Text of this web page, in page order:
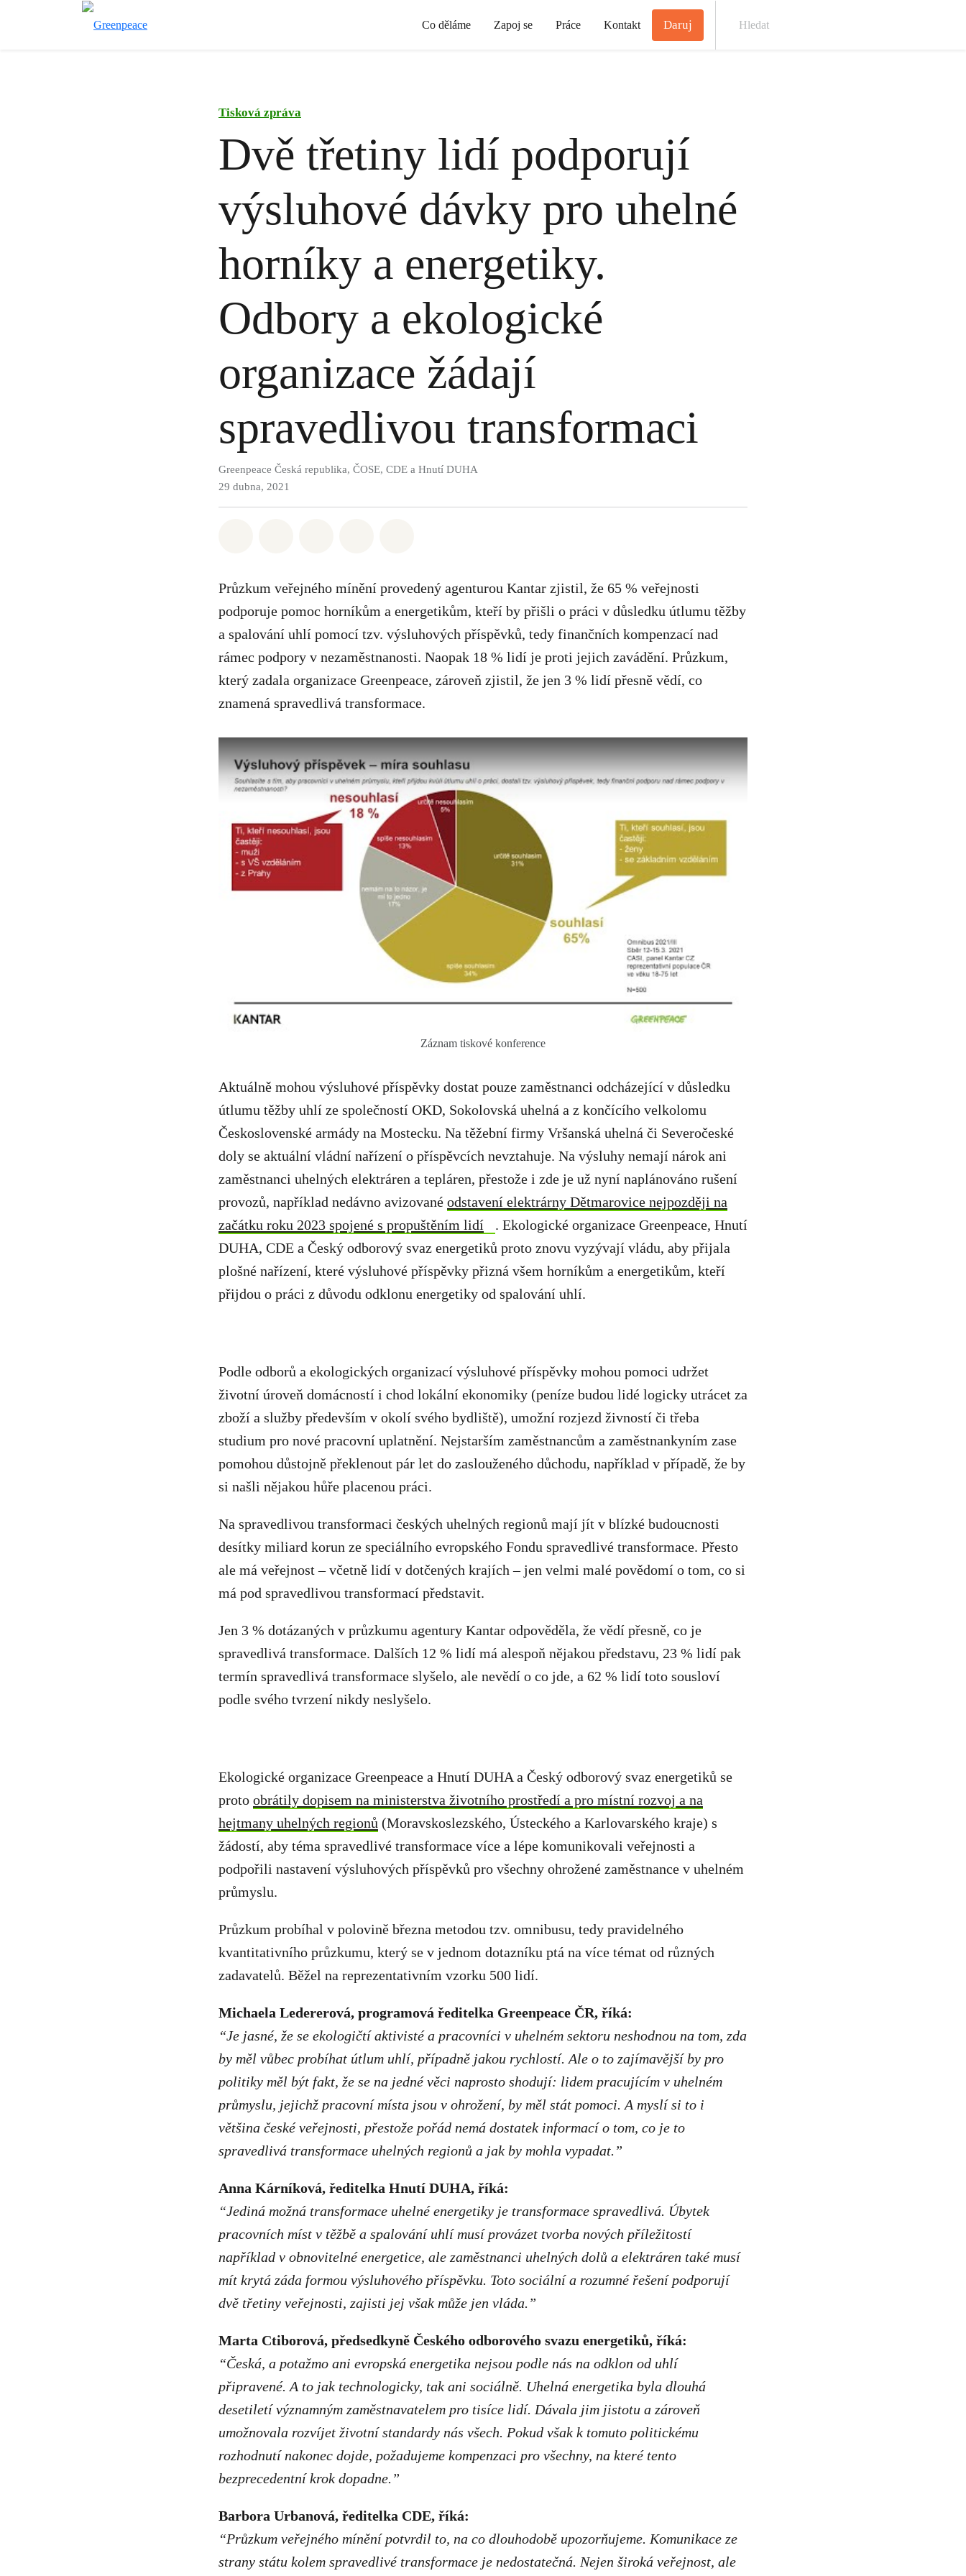
Co děláme Zapoj se Práce Kontakt Daruj
Tisková zpráva
Dvě třetiny lidí podporují
výsluhové dávky pro uhelné
horníky a energetiky.
Odbory a ekologické
organizace žádají
spravedlivou transformaci
Greenpeace Česká republika, ČOSE, CDE a Hnutí DUHA
29 dubna, 2021
Průzkum veřejného mínění provedený agenturou Kantar zjistil, že 65 % veřejnosti
podporuje pomoc horníkům a energetikům, kteří by přišli o práci v důsledku útlumu těžby
a spalování uhlí pomocí tzv. výsluhových příspěvků, tedy finančních kompenzací nad
rámec podpory v nezaměstnanosti. Naopak 18 % lidí je proti jejich zavádění. Průzkum,
který zadala organizace Greenpeace, zároveň zjistil, že jen 3 % lidí přesně vědí, co
znamená spravedlivá transformace.
Záznam tiskové konference
Aktuálně mohou výsluhové příspěvky dostat pouze zaměstnanci odcházející v důsledku
útlumu těžby uhlí ze společností OKD, Sokolovská uhelná a z končícího velkolomu
Československé armády na Mostecku. Na těžební firmy Vršanská uhelná či Severočeské
doly se aktuální vládní nařízení o příspěvcích nevztahuje. Na výsluhy nemají nárok ani
zaměstnanci uhelných elektráren a tepláren, přestože i zde je už nyní naplánováno rušení
provozů, například nedávno avizované odstavení elektrárny Dětmarovice nejpozději na
začátku roku 2023 spojené s propuštěním lidí
. Ekologické organizace Greenpeace, Hnutí
DUHA, CDE a Český odborový svaz energetiků proto znovu vyzývají vládu, aby přijala
plošné nařízení, které výsluhové příspěvky přizná všem horníkům a energetikům, kteří
přijdou o práci z důvodu odklonu energetiky od spalování uhlí.
Podle odborů a ekologických organizací výsluhové příspěvky mohou pomoci udržet
životní úroveň domácností i chod lokální ekonomiky (peníze budou lidé logicky utrácet za
zboží a služby především v okolí svého bydliště), umožní rozjezd živností či třeba
studium pro nové pracovní uplatnění. Nejstarším zaměstnancům a zaměstnankyním zase
pomohou důstojně překlenout pár let do zaslouženého důchodu, například v případě, že by
si našli nějakou hůře placenou práci.
Na spravedlivou transformaci českých uhelných regionů mají jít v blízké budoucnosti
desítky miliard korun ze speciálního evropského Fondu spravedlivé transformace. Přesto
ale má veřejnost – včetně lidí v dotčených krajích – jen velmi malé povědomí o tom, co si
má pod spravedlivou transformací představit.
Jen 3 % dotázaných v průzkumu agentury Kantar odpověděla, že vědí přesně, co je
spravedlivá transformace. Dalších 12 % lidí má alespoň nějakou představu, 23 % lidí pak
termín spravedlivá transformace slyšelo, ale nevědí o co jde, a 62 % lidí toto sousloví
podle svého tvrzení nikdy neslyšelo.
Ekologické organizace Greenpeace a Hnutí DUHA a Český odborový svaz energetiků se
proto obrátily dopisem na ministerstva životního prostředí a pro místní rozvoj a na
hejtmany uhelných regionů (Moravskoslezského, Ústeckého a Karlovarského kraje) s
žádostí, aby téma spravedlivé transformace více a lépe komunikovali veřejnosti a
podpořili nastavení výsluhových příspěvků pro všechny ohrožené zaměstnance v uhelném
průmyslu.
Průzkum probíhal v polovině března metodou tzv. omnibusu, tedy pravidelného
kvantitativního průzkumu, který se v jednom dotazníku ptá na více témat od různých
zadavatelů. Běžel na reprezentativním vzorku 500 lidí.
Michaela Ledererová, programová ředitelka Greenpeace ČR, říká:
“Je jasné, že se ekologičtí aktivisté a pracovníci v uhelném sektoru neshodnou na tom, zda
by měl vůbec probíhat útlum uhlí, případně jakou rychlostí. Ale o to zajímavější by pro
politiky měl být fakt, že se na jedné věci naprosto shodují: lidem pracujícím v uhelném
průmyslu, jejichž pracovní místa jsou v ohrožení, by měl stát pomoci. A myslí si to i
většina české veřejnosti, přestože pořád nemá dostatek informací o tom, co je to
spravedlivá transformace uhelných regionů a jak by mohla vypadat.”
Anna Kárníková, ředitelka Hnutí DUHA, říká:
“Jediná možná transformace uhelné energetiky je transformace spravedlivá. Úbytek
pracovních míst v těžbě a spalování uhlí musí provázet tvorba nových příležitostí
například v obnovitelné energetice, ale zaměstnanci uhelných dolů a elektráren také musí
mít krytá záda formou výsluhového příspěvku. Toto sociální a rozumné řešení podporují
dvě třetiny veřejnosti, zajisti jej však může jen vláda.”
Marta Ctiborová, předsedkyně Českého odborového svazu energetiků, říká:
“Česká, a potažmo ani evropská energetika nejsou podle nás na odklon od uhlí
připravené. A to jak technologicky, tak ani sociálně. Uhelná energetika byla dlouhá
desetiletí významným zaměstnavatelem pro tisíce lidí. Dávala jim jistotu a zároveň
umožnovala rozvíjet životní standardy nás všech. Pokud však k tomuto politickému
rozhodnutí nakonec dojde, požadujeme kompenzaci pro všechny, na které tento
bezprecedentní krok dopadne.”
Barbora Urbanová, ředitelka CDE, říká:
“Průzkum veřejného mínění potvrdil to, na co dlouhodobě upozorňujeme. Komunikace ze
strany státu kolem spravedlivé transformace je nedostatečná. Nejen široká veřejnost, ale